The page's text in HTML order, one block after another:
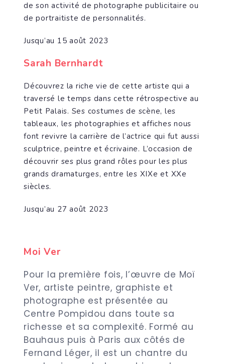
de son activité de photographe publicitaire ou
de portraitiste de personnalités.
Jusqu’au 15 août 2023
Sarah Bernhardt
Découvrez la riche vie de cette artiste qui a
traversé le temps dans cette rétrospective au
Petit Palais. Ses costumes de scène, les
tableaux, les photographies et affiches nous
font revivre la carrière de l’actrice qui fut aussi
sculptrice, peintre et écrivaine. L’occasion de
découvrir ses plus grand rôles pour les plus
grands dramaturges, entre les XIXe et XXe
siècles.
Jusqu’au 27 août 2023
Moi Ver
Pour la première fois, l’œuvre de Moï
Ver, artiste peintre, graphiste et
photographe est présentée au
Centre Pompidou dans toute sa
richesse et sa complexité. Formé au
Bauhaus puis à Paris aux côtés de
Fernand Léger, il est un chantre du